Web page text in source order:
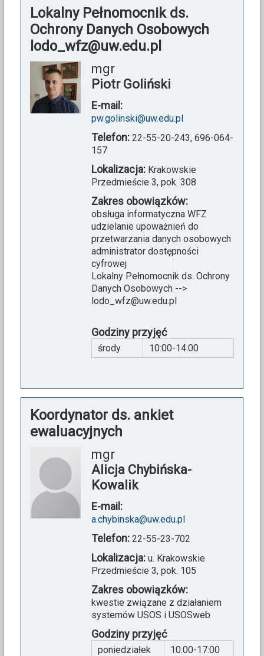
Lokalny Pełnomocnik ds.
Ochrony Danych Osobowych
lodo_wfz@uw.edu.pl
mgr
Piotr Goliński
E-mail:
pw.golinski@uw.edu.pl
Telefon: 22-55-20-243, 696-064-
157
Lokalizacja: Krakowskie
Przedmieście 3, pok. 308
Zakres obowiązków:
obsługa informatyczna WFZ
udzielanie upoważnień do
przetwarzania danych osobowych
administrator dostępności
cyfrowej
Lokalny Pełnomocnik ds. Ochrony
Danych Osobowych -->
lodo_wfz@uw.edu.pl
Godziny przyjęć
środy 10:00-14:00
Koordynator ds. ankiet
ewaluacyjnych
mgr
Alicja Chybińska-
Kowalik
E-mail:
a.chybinska@uw.edu.pl
Telefon: 22-55-23-702
Lokalizacja: u. Krakowskie
Przedmieście 3, pok. 105
Zakres obowiązków:
kwestie związane z działaniem
systemów USOS i USOSweb
Godziny przyjęć
poniedziałek
10:00-17:00